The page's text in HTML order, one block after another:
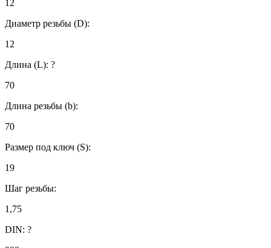
12
Диаметр резьбы (D):
12
Длина (L): ?
70
Длина резьбы (b):
70
Размер под ключ (S):
19
Шаг резьбы:
1,75
DIN: ?